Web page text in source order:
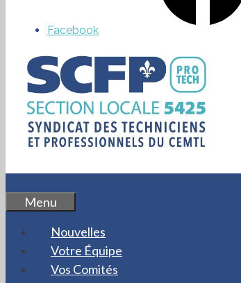
Facebook
Menu
Nouvelles
Votre Équipe
Vos Comités